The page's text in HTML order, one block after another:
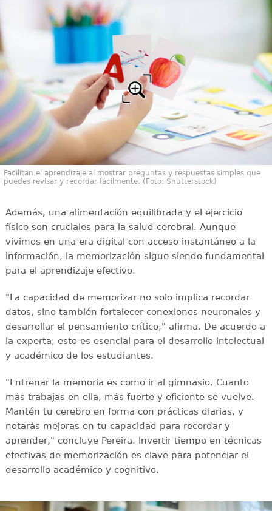
Facilitan el aprendizaje al mostrar preguntas y respuestas simples que
puedes revisar y recordar fácilmente. (Foto: Shutterstock)
Además, una alimentación equilibrada y el ejercicio
físico son cruciales para la salud cerebral. Aunque
vivimos en una era digital con acceso instantáneo a la
información, la memorización sigue siendo fundamental
para el aprendizaje efectivo.
"La capacidad de memorizar no solo implica recordar
datos, sino también fortalecer conexiones neuronales y
desarrollar el pensamiento crítico," afirma. De acuerdo a
la experta, esto es esencial para el desarrollo intelectual
y académico de los estudiantes.
"Entrenar la memoria es como ir al gimnasio. Cuanto
más trabajas en ella, más fuerte y eficiente se vuelve.
Mantén tu cerebro en forma con prácticas diarias, y
notarás mejoras en tu capacidad para recordar y
aprender," concluye Pereira. Invertir tiempo en técnicas
efectivas de memorización es clave para potenciar el
desarrollo académico y cognitivo.